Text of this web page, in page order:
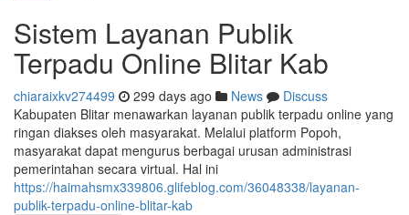
Sistem Layanan Publik
Terpadu Online Blitar Kab
chiaraixkv274499 299 days ago News
Discuss
Kabupaten Blitar menawarkan layanan publik terpadu online yang
ringan diakses oleh masyarakat. Melalui platform Popoh,
masyarakat dapat mengurus berbagai urusan administrasi
pemerintahan secara virtual. Hal ini
https://haimahsmx339806.glifeblog.com/36048338/layanan-
publik-terpadu-online-blitar-kab